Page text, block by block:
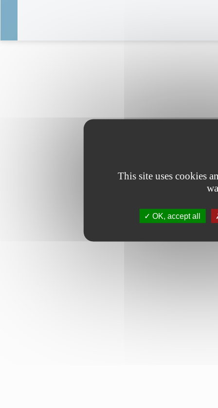
This site uses cookies
OK, accept all